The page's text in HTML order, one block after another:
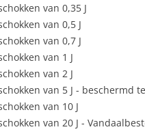
van 0,35 J
van 0,5 J
van 0,7 J
van 1 J
van 2 J
van 5 J - beschermd
van 10 J
van 20 J -